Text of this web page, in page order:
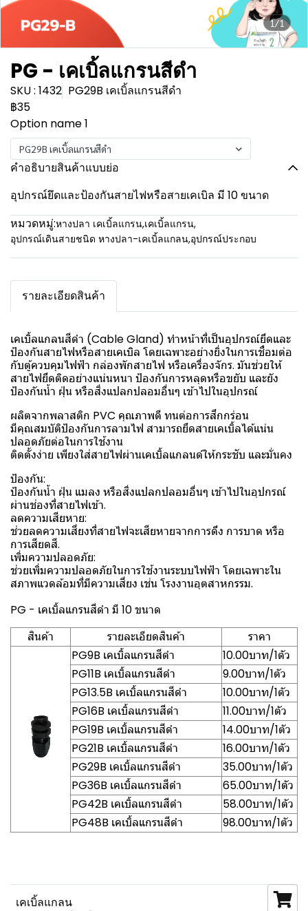
1/1
PG - เคเบิ้ลแกรนสีดำ
SKU : 1432 PG29B เคเบิ้ลแกรนสีดำ
฿35
Option name 1
PG29B เคเบิ้ลแกรนสีดำ
คำอธิบายสินค้าแบบย่อ
อุปกรณ์ยึดและป้องกันสายไฟหรือสายเคเบิล มี 10 ขนาด
หมวดหมู่:หางปลา เคเบิ้ลแกรน,เคเบิ้ลแกรน,
อุปกรณ์เดินสายชนิด หางปลา-เคเบิ้ลแกลน,อุปกรณ์ประกอบ
รายละเอียดสินค้า
เคเบิ้ลแกลนสีดำ (Cable Gland) ทำหน้าที่เป็นอุปกรณ์ยึดและ
ป้องกันสายไฟหรือสายเคเบิล โดยเฉพาะอย่างยิ่งในการเชื่อมต่อ
กับตู้ควบคุมไฟฟ้า กล่องพักสายไฟ หรือเครื่องจักร. มันช่วยให้
สายไฟยึดติดอย่างแน่นหนา ป้องกันการหลุดหรือขยับ และยัง
ป้องกันน้ำ ฝุ่น หรือสิ่งแปลกปลอมอื่นๆ เข้าไปในอุปกรณ์
ผลิตจากพลาสติก PVC คุณภาพดี ทนต่อการสึกกร่อน
มีคุณสมบัติป้องกันการลามไฟ สามารถยึดสายเคเบิ้ลได้แน่น
ปลอดภัยต่อในการใช้งาน
ติดตั้งง่าย เพียงใส่สายไฟผ่านเคเบิ้ลแกลนด์ให้กระชับ และมั่นคง
ป้องกัน:
ป้องกันน้ำ ฝุ่น แมลง หรือสิ่งแปลกปลอมอื่นๆ เข้าไปในอุปกรณ์
ผ่านช่องที่สายไฟเข้า.
ลดความเสียหาย:
ช่วยลดความเสี่ยงที่สายไฟจะเสียหายจากการดึง การบาด หรือ
การเสียดสี.
เพิ่มความปลอดภัย:
ช่วยเพิ่มความปลอดภัยในการใช้งานระบบไฟฟ้า โดยเฉพาะใน
สภาพแวดล้อมที่มีความเสี่ยง เช่น โรงงานอุตสาหกรรม.
PG - เคเบิ้ลแกรนสีดำ มี 10 ขนาด
สินค้า
รายละเอียดสินค้า
ราคา
PG9B เคเบิ้ลแกรนสีดำ
10.00บาท/1ตัว
PG11B เคเบิ้ลแกรนสีดำ
9.00บาท/1ตัว
PG13.5B เคเบิ้ลแกรนสีดำ
10.00บาท/1ตัว
PG16B เคเบิ้ลแกรนสีดำ
11.00บาท/1ตัว
PG19B เคเบิ้ลแกรนสีดำ
14.00บาท/1ตัว
PG21B เคเบิ้ลแกรนสีดำ
16.00บาท/1ตัว
PG29B เคเบิ้ลแกรนสีดำ
35.00บาท/1ตัว
PG36B เคเบิ้ลแกรนสีดำ
65.00บาท/1ตัว
PG42B เคเบิ้ลแกรนสีดำ
58.00บาท/1ตัว
PG48B เคเบิ้ลแกรนสีดำ
98.00บาท/1ตัว
เคเบิ้ลแกลน